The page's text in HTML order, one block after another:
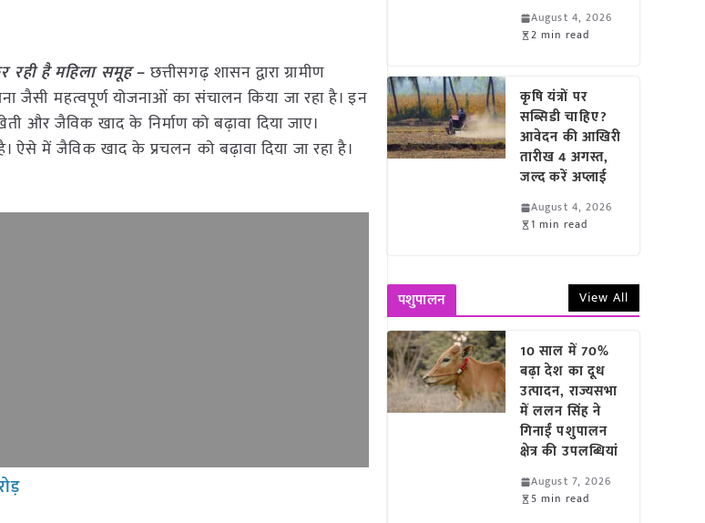
रही है महिला समूह–छत्तीसगढ़ शासन द्वारा ग्रामीण
जैसी महत्वपूर्ण योजनाओं का संचालन किया जा रहा है। इन
और जैविक खाद के निर्माण को बढ़ावा दिया जाए।
ऐसे में जैविक खाद के प्रचलन को बढ़ावा दिया जा रहा है।
August 4, 2026
2 min read
कृषि यंत्रों पर
सब्सिडी चाहिए?
आवेदन की आखिरी
तारीख 4 अगस्त,
जल्द करें अप्लाई
August 4, 2026
1 min read
पशुपालन View All
10 साल में 70%
बढ़ा देश का दूध
उत्पादन, राज्यसभा
में ललन सिंह ने
गिनाईं पशुपालन
क्षेत्र की उपलब्धियां
August 7, 2026
5 min read